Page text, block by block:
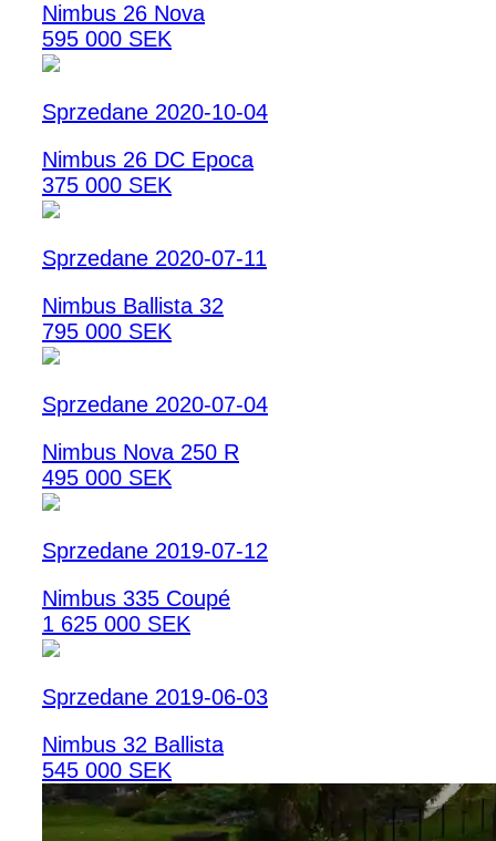
Nimbus 26 Nova
595 000 SEK
Sprzedane 2020-10-04
Nimbus 26 DC Epoca
375 000 SEK
Sprzedane 2020-07-11
Nimbus Ballista 32
795 000 SEK
Sprzedane 2020-07-04
Nimbus Nova 250 R
495 000 SEK
Sprzedane 2019-07-12
Nimbus 335 Coupé
1 625 000 SEK
Sprzedane 2019-06-03
Nimbus 32 Ballista
545 000 SEK